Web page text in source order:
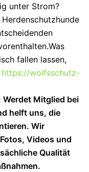
unter Strom?
Was
fallen lassen,
https://wolfsschutz-
Mitglied bei
helft uns, die
Wir
Videos und
Qualität